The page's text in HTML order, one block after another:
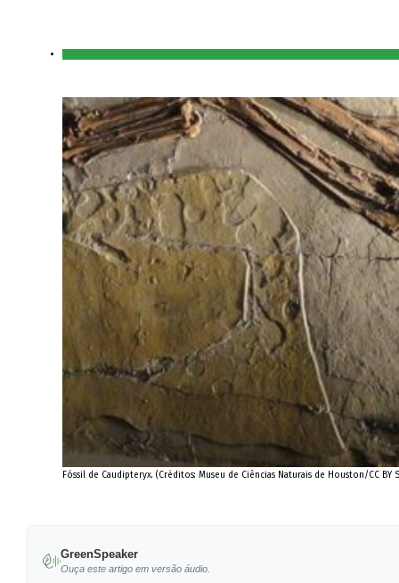
Fóssil de Caudipteryx. (Créditos: Museu de Ciências Naturais de Houston/CC BY
GreenSpeaker
Ouça este artigo em versão áudio.